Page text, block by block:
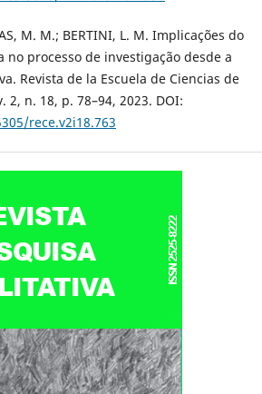
M. M.; BERTINI, L. M. Implicações do
processo de investigação desde a
Revista de la Escuela de Ciencias de
2, n. 18, p. 78–94, 2023. DOI:
rece.v2i18.763